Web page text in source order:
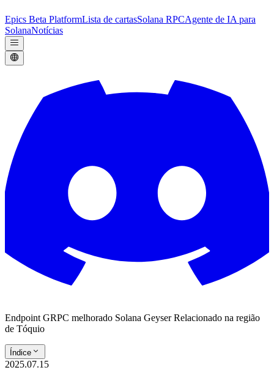
Epics Beta PlatformLista de cartasSolana RPCAgente de IA para
SolanaNotícias
Endpoint GRPC melhorado Solana Geyser Relacionado na região
de Tóquio
Índice
2025.07.15